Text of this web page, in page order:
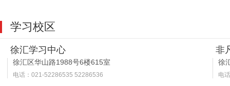
学习校区
徐汇学习中心
徐汇区华山路1988号6楼615室
电话：021-52286535 52286536
非
徐
电